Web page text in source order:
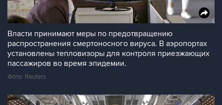
Власти принимают меры по предотвращению
распространения смертоносного вируса. В аэропортах
установлены тепловизоры для контроля приезжающих
пассажиров во время эпидемии.
Фото: Reuters